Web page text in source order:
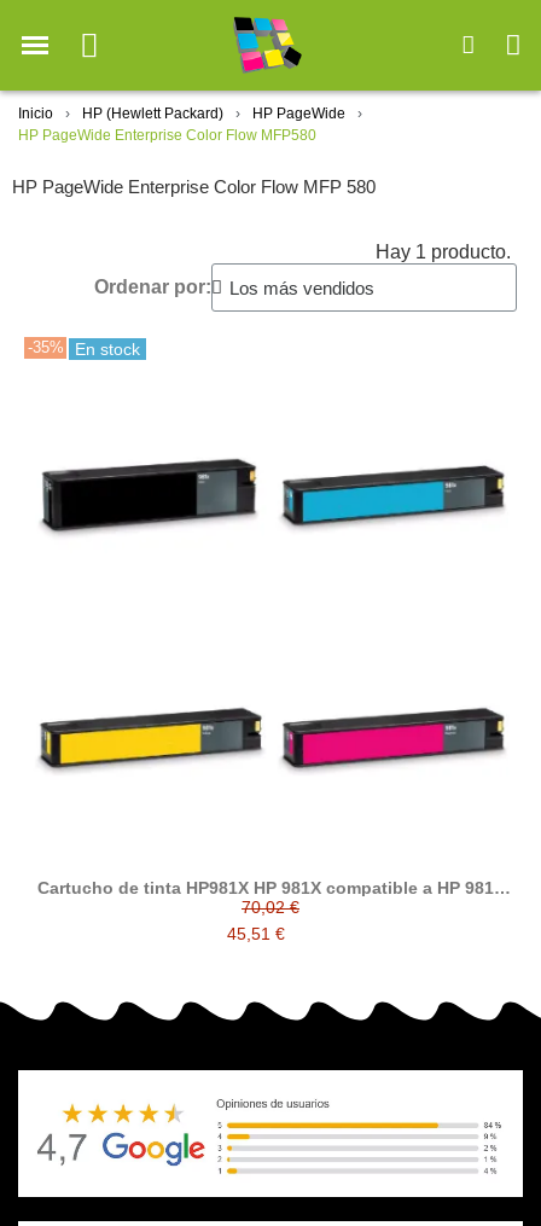
Inicio HP (Hewlett Packard)
HP PageWide
HP PageWide Enterprise Color Flow MFP580
HP PageWide Enterprise Color Flow MFP 580
Hay 1 producto.
Ordenar por:
-35% En stock
Cartucho de tinta HP981X HP 981X compatible a HP 981X
L0R12A L0R11A L0R10A L0R09A
70,02 €
45,51 €